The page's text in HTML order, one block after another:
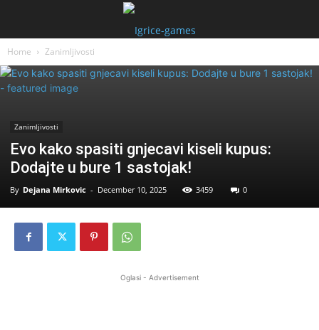
Home Zanimljivosti
Zanimljivosti
Evo kako spasiti gnjecavi kiseli kupus:
Dodajte u bure 1 sastojak!
By Dejana Mirkovic - December 10, 2025 3459 0
Oglasi - Advertisement